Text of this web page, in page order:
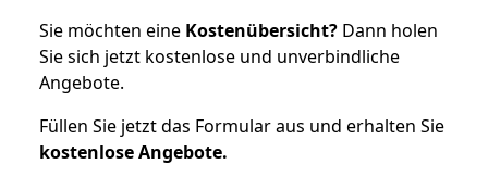
Sie möchten eine Kostenübersicht? Dann holen
Sie sich jetzt kostenlose und unverbindliche
Angebote.
Füllen Sie jetzt das Formular aus und erhalten Sie
kostenloseAngebote.